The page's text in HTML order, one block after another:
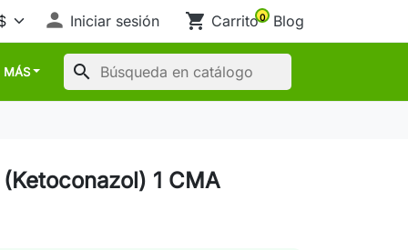
 Iniciar sesión shopping_cart Carrito0 Blog
MÁS search
(Ketoconazol) 1 CMA